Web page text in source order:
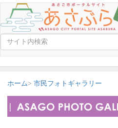
ホーム 市民フォトギャラリー